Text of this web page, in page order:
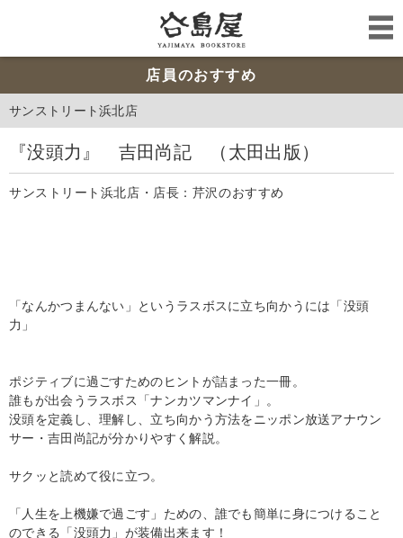
店員のおすすめ
サンストリート浜北店
『没頭力』 吉田尚記 （太田出版）
サンストリート浜北店・店長：芹沢のおすすめ
「なんかつまんない」というラスボスに立ち向かうには「没頭
力」
ポジティブに過ごすためのヒントが詰まった一冊。
誰もが出会うラスボス「ナンカツマンナイ」。
没頭を定義し、理解し、立ち向かう方法をニッポン放送アナウン
サー・吉田尚記が分かりやすく解説。
サクッと読めて役に立つ。
「人生を上機嫌で過ごす」ための、誰でも簡単に身につけること
のできる「没頭力」が装備出来ます！